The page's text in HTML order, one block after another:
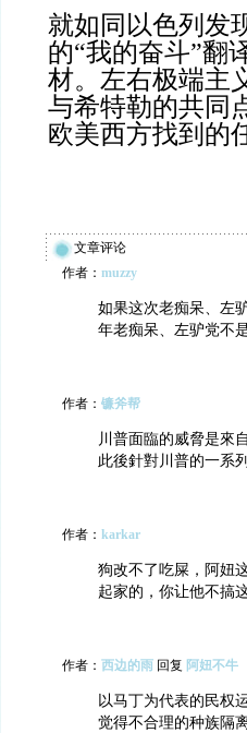
就如同以色列发
的“我的奋斗”翻
材。左右极端主
与希特勒的共同
欧美西方找到的
文章评论
作者： muzzy
如果这次老痴呆、左
年老痴呆、左驴党不
作者： 镰斧帮
川普面臨的威脅是來
此後針對川普的一系
作者： karkar
狗改不了吃屎，阿妞
起家的，你让他不搞
作者： 西边的雨 回复 阿妞不牛
以马丁为代表的民权
觉得不合理的种族隔